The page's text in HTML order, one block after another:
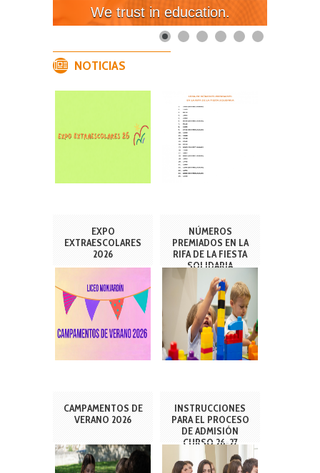
We trust in education.
NOTICIAS
EXPO
EXTRAESCOLARES
2026
NÚMEROS
PREMIADOS EN LA
RIFA DE LA FIESTA
SOLIDARIA
CAMPAMENTOS DE
VERANO 2026
INSTRUCCIONES
PARA EL PROCESO
DE ADMISIÓN
CURSO 26-27
(INFANTIL-
PRIMARIA)